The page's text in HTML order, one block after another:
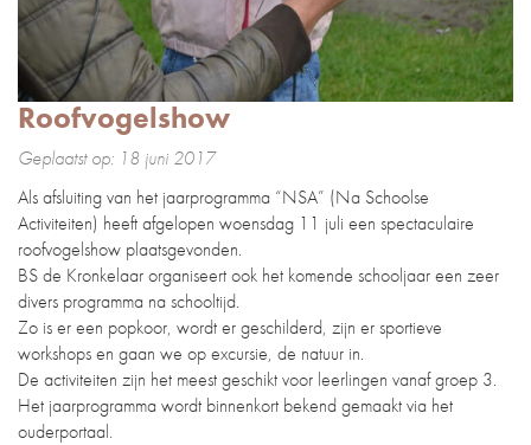
Roofvogelshow
Geplaatst op: 18 juni 2017
Als afsluiting van het jaarprogramma “NSA” (Na Schoolse
Activiteiten) heeft afgelopen woensdag 11 juli een spectaculaire
roofvogelshow plaatsgevonden.
BS de Kronkelaar organiseert ook het komende schooljaar een zeer
divers programma na schooltijd.
Zo is er een popkoor, wordt er geschilderd, zijn er sportieve
workshops en gaan we op excursie, de natuur in.
De activiteiten zijn het meest geschikt voor leerlingen vanaf groep 3.
Het jaarprogramma wordt binnenkort bekend gemaakt via het
ouderportaal.